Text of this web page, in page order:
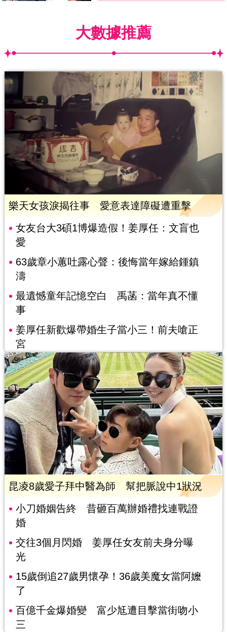
大數據推薦
樂天女孩淚揭往事 愛意表達障礙遭重擊
女友台大3碩1博爆造假！姜厚任：文盲也
愛
63歲章小蕙吐露心聲：後悔當年嫁給鍾鎮
濤
最遺憾童年記憶空白 禹菡：當年真不懂
事
姜厚任新歡爆帶婚生子當小三！前夫嗆正
宮
昆凌8歲愛子拜中醫為師 幫把脈說中1狀況
小刀婚姻告終 昔砸百萬辦婚禮找連戰證
婚
交往3個月閃婚 姜厚任女友前夫身分曝
光
15歲倒追27歲男懷孕！36歲美魔女當阿嬤
了
百億千金爆婚變 富少尪遭目擊當街吻小
三